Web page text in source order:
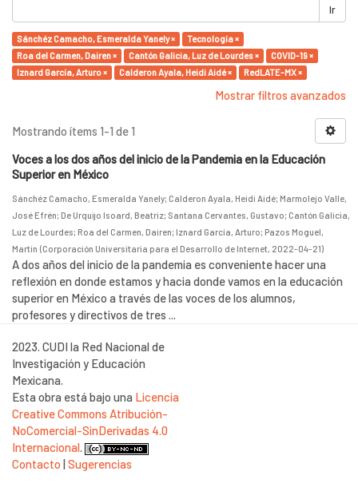
Ir
Sánchéz Camacho, Esmeralda Yanely ×
Tecnología ×
Roa del Carmen, Dairen ×
Cantón Galicia, Luz de Lourdes ×
COVID-19 ×
Iznard García, Arturo ×
Calderon Ayala, Heidi Aidé × RedLATE-MX ×
Mostrar filtros avanzados
Mostrando ítems 1-1 de 1
Voces a los dos años del inicio de la Pandemia en la Educación
Superior en México
Sánchéz Camacho, Esmeralda Yanely; Calderon Ayala, Heidi Aidé; Marmolejo Valle,
José Efrén; De Urquijo Isoard, Beatriz; Santana Cervantes, Gustavo; Cantón Galicia,
Luz de Lourdes; Roa del Carmen, Dairen; Iznard García, Arturo; Pazos Moguel,
Martin (Corporación Universitaria para el Desarrollo de Internet, 2022-04-21)
A dos años del inicio de la pandemia es conveniente hacer una
reflexión en donde estamos y hacia donde vamos en la educación
superior en México a través de las voces de los alumnos,
profesores y directivos de tres ...
2023. CUDI la Red Nacional de
Investigación y Educación
Mexicana.
Esta obra está bajo una Licencia
Creative Commons Atribución-
NoComercial-SinDerivadas 4.0
Internacional.
Contacto |Sugerencias